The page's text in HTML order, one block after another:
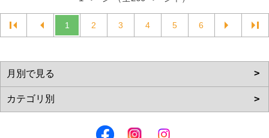
1 2 3 4 5 6